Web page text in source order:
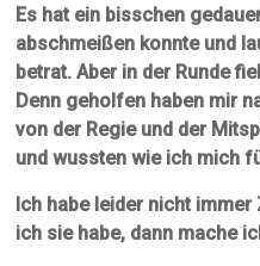
Es hat ein bisschen
abschmeißen konnte und
betrat. Aber in der Runde
Denn geholfen haben mir
von der Regie und der
und wussten wie ich mich
Ich habe leider nicht
ich sie habe, dann mache